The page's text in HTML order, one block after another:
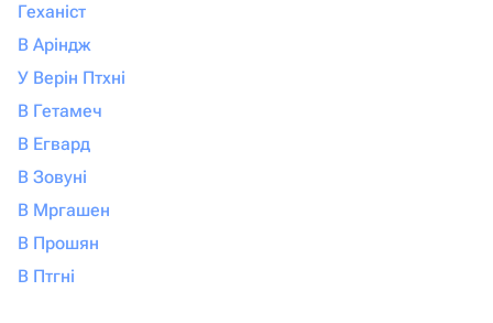
Геханіст
В Аріндж
У Верін Птхні
В Гетамеч
В Егвард
В Зовуні
В Мргашен
В Прошян
В Птгні